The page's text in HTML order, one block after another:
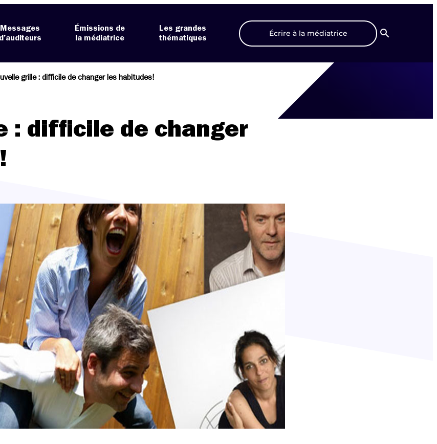
Messages
d’auditeurs
Émissions de
la médiatrice
Les grandes
thématiques
Écrire à la médiatrice
Recherche
grille : difficile de changer les habitudes!
: difficile de changer